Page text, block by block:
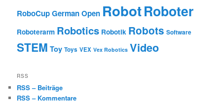
RoboCup German Open RobotRoboter
Roboterarm Robotics Robotik Robots Software
STEM Toy Toys VEX Vex Robotics Video
RSS
RSS – Beiträge
RSS – Kommentare